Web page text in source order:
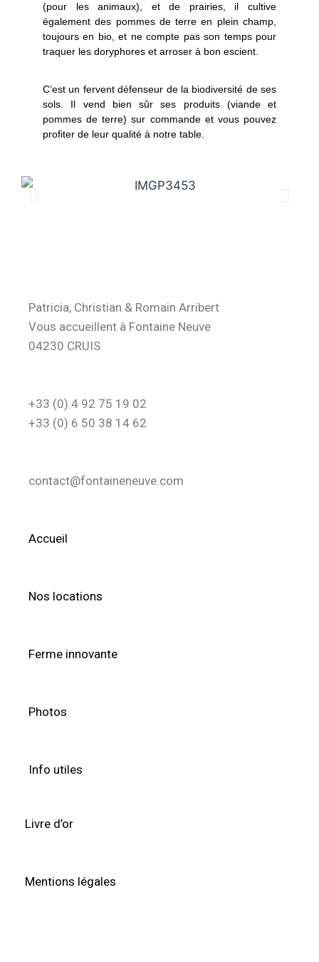
(pour les animaux), et de prairies, il cultive
également des pommes de terre en plein champ,
toujours en bio, et ne compte pas son temps pour
traquer les doryphores et arroser à bon escient.
C’est un fervent défenseur de la biodiversité de ses
sols. Il vend bien sûr ses produits (viande et
pommes de terre) sur commande et vous pouvez
profiter de leur qualité à notre table.
Patricia, Christian & Romain Arribert
Vous accueillent à Fontaine Neuve
04230 CRUIS
+33 (0) 4 92 75 19 02
+33 (0) 6 50 38 14 62
contact@fontaineneuve.com
Accueil
Nos locations
Ferme innovante
Photos
Info utiles
Livre d’or
Mentions légales